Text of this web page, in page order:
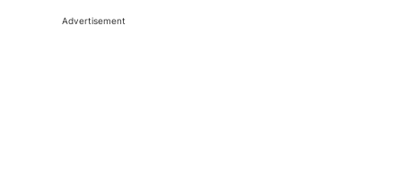
Advertisement